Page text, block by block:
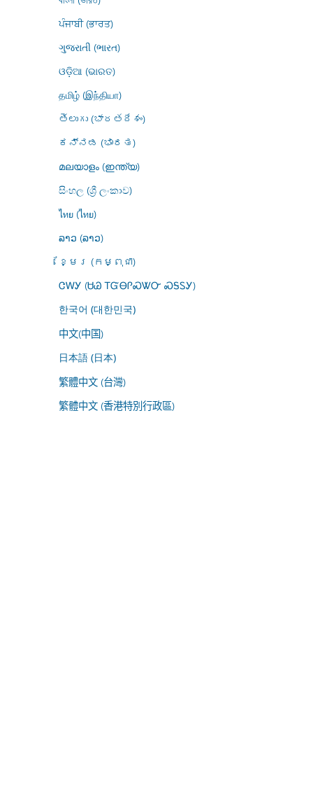
ਪੰਜਾਬੀ (ਭਾਰਤ)
ગુજરાતી (ભારત)
ଓଡ଼ିଆ (ଭାରତ)
தமிழ் (இந்தியா)
తెలుగు (భారతదేశం)
ಕನ್ನಡ (ಭಾರತ)
മലയാളം (ഇന്ത്യ)
සිංහල (ශ්‍රී ලංකාව)
ไทย (ไทย)
ລາວ (ລາວ)
ខ្មែរ (កម្ពុជា)
ᏣᎳᎩ (ᏌᏊ ᎢᏳᎾᎵᏍᏔᏅ ᏍᎦᏚᎩ)
한국어 (대한민국)
中文(中国)
日本語 (日本)
繁體中文 (台灣)
繁體中文 (香港特別行政區)